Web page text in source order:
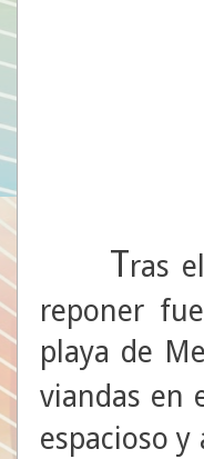
Tras
reponer
playa de
viandas en
espacioso